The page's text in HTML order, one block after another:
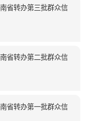
省转办第三批群众信
省转办第二批群众信
省转办第一批群众信